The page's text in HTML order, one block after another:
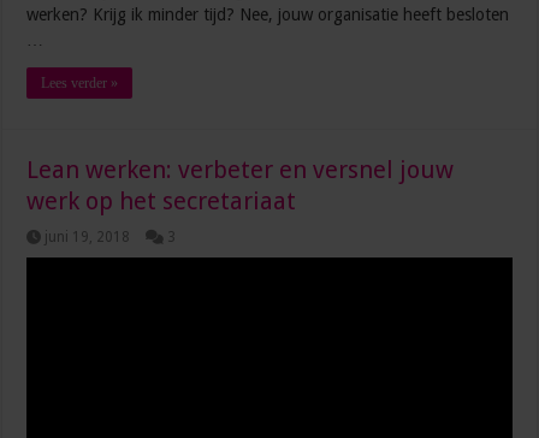
werken? Krijg ik minder tijd? Nee, jouw organisatie heeft besloten
Lees verder »
Lean werken: verbeter en versnel jouw
werk op het secretariaat
juni 19, 2018 3